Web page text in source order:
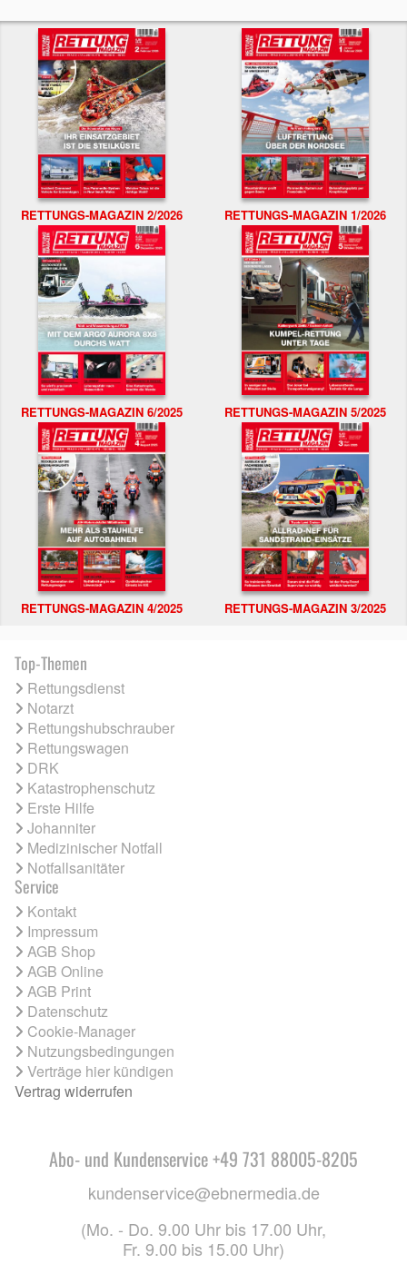
RETTUNGS-MAGAZIN 2/2026 RETTUNGS-MAGAZIN 1/2026
RETTUNGS-MAGAZIN 6/2025 RETTUNGS-MAGAZIN 5/2025
RETTUNGS-MAGAZIN 4/2025 RETTUNGS-MAGAZIN 3/2025
Top-Themen
Rettungsdienst
Notarzt
Rettungshubschrauber
Rettungswagen
DRK
Katastrophenschutz
Erste Hilfe
Johanniter
Medizinischer Notfall
Notfallsanitäter
Service
Kontakt
Impressum
AGB Shop
AGB Online
AGB Print
Datenschutz
Cookie-Manager
Nutzungsbedingungen
Verträge hier kündigen
Vertrag widerrufen
Abo- und Kundenservice +49 731 88005-8205
kundenservice@ebnermedia.de
(Mo. - Do. 9.00 Uhr bis 17.00 Uhr,
Fr. 9.00 bis 15.00 Uhr)